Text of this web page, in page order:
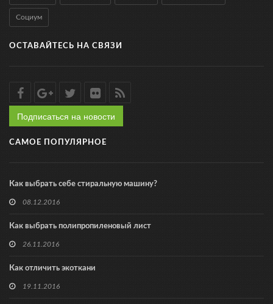
Социум
ОСТАВАЙТЕСЬ НА СВЯЗИ
Подписаться на новости
САМОЕ ПОПУЛЯРНОЕ
Как выбрать себе стиральную машину?
08.12.2016
Как выбрать полипропиленовый лист
26.11.2016
Как отличить экоткани
19.11.2016